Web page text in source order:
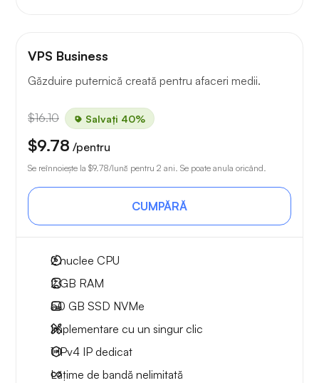
VPS Business
Găzduire puternică creată pentru afaceri medii.
$16.10 Salvați 40%
$9.78 /pentru
Se reînnoiește la $9.78/lună pentru 2 ani. Se poate anula oricând.
CUMPĂRĂ
2nuclee CPU
2 GB RAM
50 GB SSD NVMe
Implementare cu un singur clic
1 IPv4 IP dedicat
Lățime de bandă nelimitată